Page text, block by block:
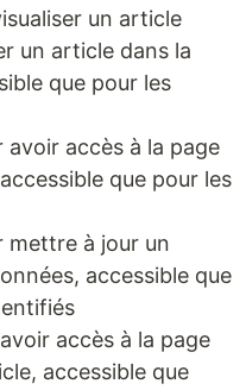
un article
un article dans la
que pour les
avoir accès à la page
que pour les
mettre à jour un
accessible que
accès à la page
accessible que